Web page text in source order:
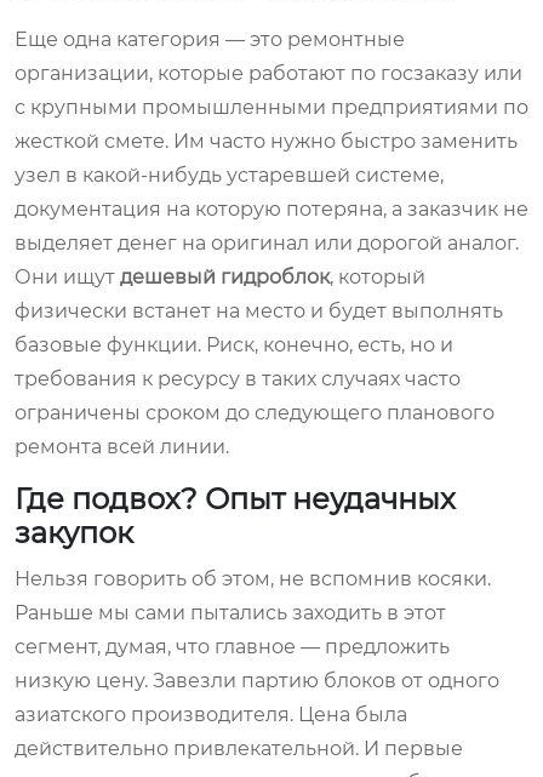
Еще одна категория — это ремонтные
организации, которые работают по госзаказу или
с крупными промышленными предприятиями по
жесткой смете. Им часто нужно быстро заменить
узел в какой-нибудь устаревшей системе,
документация на которую потеряна, а заказчик не
выделяет денег на оригинал или дорогой аналог.
Они ищут дешевый гидроблок, который
физически встанет на место и будет выполнять
базовые функции. Риск, конечно, есть, но и
требования к ресурсу в таких случаях часто
ограничены сроком до следующего планового
ремонта всей линии.
Где подвох? Опыт неудачных
закупок
Нельзя говорить об этом, не вспомнив косяки.
Раньше мы сами пытались заходить в этот
сегмент, думая, что главное — предложить
низкую цену. Завезли партию блоков от одного
азиатского производителя. Цена была
действительно привлекательной. И первые